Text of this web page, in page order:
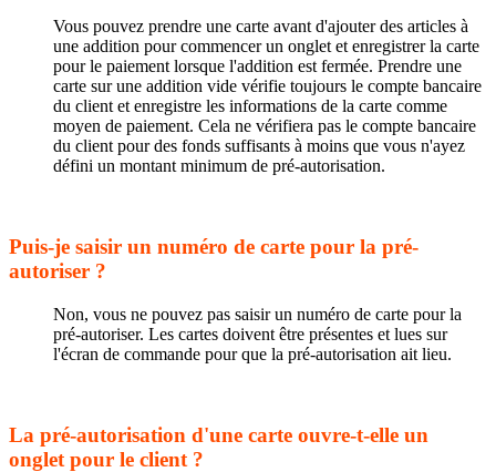
Vous pouvez prendre une carte avant d'ajouter des articles à
une addition pour commencer un onglet et enregistrer la carte
pour le paiement lorsque l'addition est fermée. Prendre une
carte sur une addition vide vérifie toujours le compte bancaire
du client et enregistre les informations de la carte comme
moyen de paiement. Cela ne vérifiera pas le compte bancaire
du client pour des fonds suffisants à moins que vous n'ayez
défini un montant minimum de pré-autorisation.
Puis-je saisir un numéro de carte pour la pré-
autoriser ?
Non, vous ne pouvez pas saisir un numéro de carte pour la
pré-autoriser. Les cartes doivent être présentes et lues sur
l'écran de commande pour que la pré-autorisation ait lieu.
La pré-autorisation d'une carte ouvre-t-elle un
onglet pour le client ?